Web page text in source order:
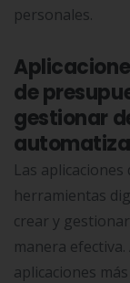
personales.
de
gestionar
Las
herramientas
crear y
manera
aplicaciones